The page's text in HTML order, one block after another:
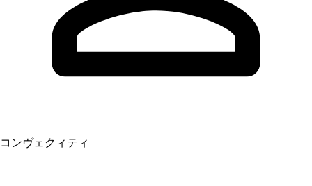
コンヴェクィティ